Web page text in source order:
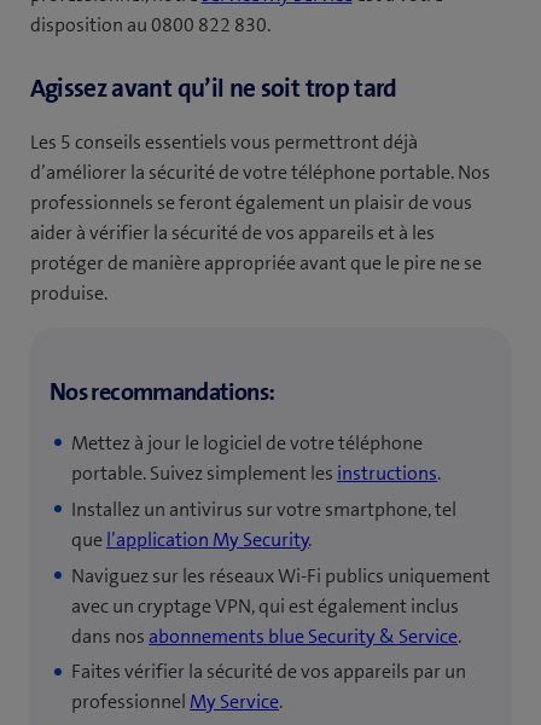
disposition au 0800 822 830.
Agissez avant qu’il ne soit trop tard
Les 5 conseils essentiels vous permettront déjà
d’améliorer la sécurité de votre téléphone portable. Nos
professionnels se feront également un plaisir de vous
aider à vérifier la sécurité de vos appareils et à les
protéger de manière appropriée avant que le pire ne se
produise.
Nos recommandations:
Mettez à jour le logiciel de votre téléphone
portable. Suivez simplement les instructions.
Installez un antivirus sur votre smartphone, tel
quel’application My Security.
Naviguez sur les réseaux Wi‑Fi publics uniquement
avec un cryptage VPN, qui est également inclus
dans nos abonnements blue Security & Service.
Faites vérifier la sécurité de vos appareils par un
professionnel My Service.